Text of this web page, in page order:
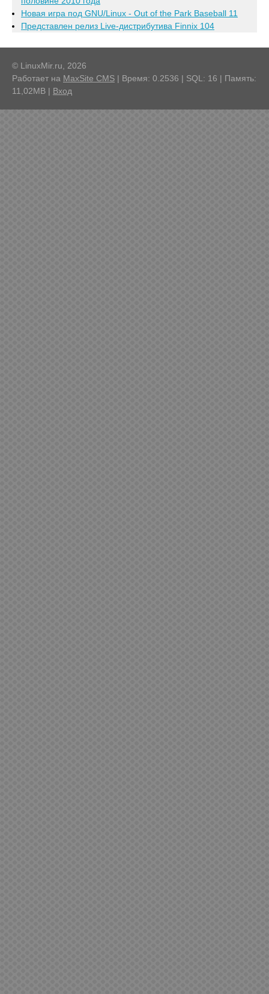
Новая игра под GNU/Linux - Out of the Park Baseball 11
Представлен релиз Live-дистрибутива Finnix 104
© LinuxMir.ru, 2026
Работает на MaxSite CMS | Время: 0.2536 | SQL: 16 | Память:
11,02MB | Вход